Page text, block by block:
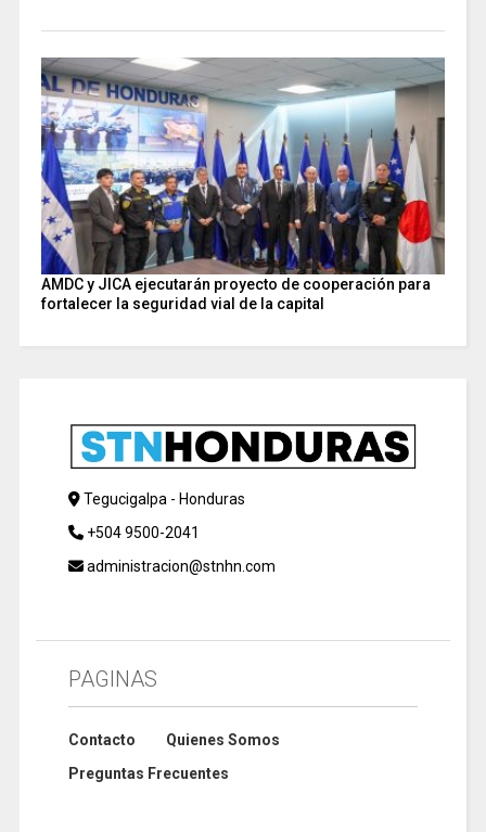
AMDC y JICA ejecutarán proyecto de cooperación para
fortalecer la seguridad vial de la capital
Tegucigalpa - Honduras
+504 9500-2041
administracion@stnhn.com
PAGINAS
Contacto
Quienes Somos
Preguntas Frecuentes